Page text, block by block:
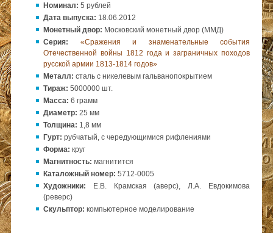
Номинал: 5 рублей
Дата выпуска: 18.06.2012
Монетный двор: Московский монетный двор (ММД)
Серия:
«Сражения и знаменательные события
Отечественной войны 1812 года и заграничных походов
русской армии 1813-1814 годов»
Металл: сталь с никелевым гальванопокрытием
Тираж: 5000000 шт.
Масса: 6 грамм
Диаметр: 25 мм
Толщина: 1,8 мм
Гурт: рубчатый, с чередующимися рифлениями
Форма: круг
Магнитность: магнитится
Каталожный номер: 5712-0005
Художники: Е.В. Крамская (аверс), Л.А. Евдокимова
(реверс)
Скульптор: компьютерное моделирование